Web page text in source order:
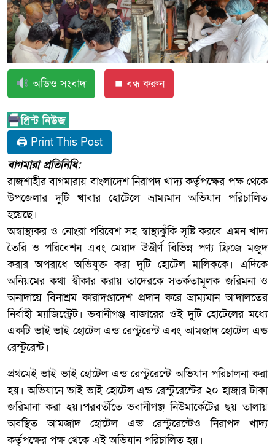
অডিও সংবাদ ⏹ বন্ধ করুন
🖨 Print This Post
বাগমারা প্রতিনিধি:
রাজশাহীর বাগমারায় বাংলাদেশ নিরাপদ খাদ্য কর্তৃপক্ষের পক্ষ থেকে
উপজেলার দুটি খাবার হোটেলে ভ্রাম্যমান অভিযান পরিচালিত
হয়েছে।
অস্বাস্থ্যকর ও নোংরা পরিবেশ সহ স্বাস্থ্যঝুঁকি সৃষ্টি করবে এমন খাদ্য
তৈরি ও পরিবেশন এবং মেয়াদ উত্তীর্ণ বিভিন্ন পণ্য ফ্রিজে মজুদ
করার অপরাধে অভিযুক্ত করা দুটি হোটেল মালিককে। এদিকে
অনিয়মের কথা স্বীকার করায় তাদেরকে সতর্কতামূলক জরিমনা ও
অনাদায়ে বিনাশ্রম কারাদণ্ডাদেশ প্রদান করে ভ্রাম্যমান আদালতের
নির্বাহী ম্যাজিস্ট্রেট। ভবানীগঞ্জ বাজারের ওই দুটি হোটেলের মধ্যে
একটি ভাই ভাই হোটেল এন্ড রেস্টুরেন্ট এবং আমজাদ হোটেল এন্ড
রেস্টুরেন্ট।
প্রথমেই ভাই ভাই হোটেল এন্ড রেস্টুরেন্টে অভিযান পরিচালনা করা
হয়। অভিযানে ভাই ভাই হোটেল এন্ড রেস্টুরেন্টের ২০ হাজার টাকা
জরিমানা করা হয়।পরবর্তীতে ভবানীগঞ্জ নিউমার্কেটের ছয় তালায়
অবস্থিত আমজাদ হোটেল এন্ড রেস্টুরেন্টেও নিরাপদ খাদ্য
কর্তৃপক্ষের পক্ষ থেকে এই অভিযান পরিচালিত হয়।